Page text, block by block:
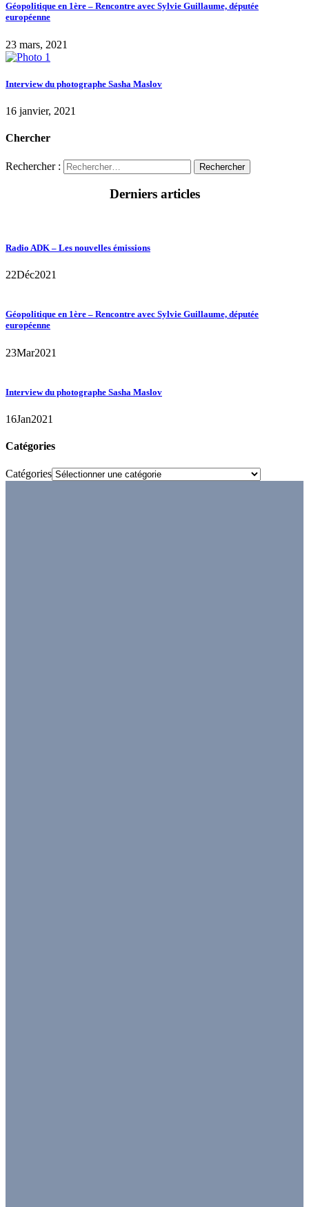
Géopolitique en 1ère – Rencontre avec Sylvie Guillaume, députée
européenne
23 mars, 2021
Interview du photographe Sasha Maslov
16 janvier, 2021
Chercher
Rechercher :
Derniers articles
Radio ADK – Les nouvelles émissions
22Déc2021
Géopolitique en 1ère – Rencontre avec Sylvie Guillaume, députée
européenne
23Mar2021
Interview du photographe Sasha Maslov
16Jan2021
Catégories
Catégories